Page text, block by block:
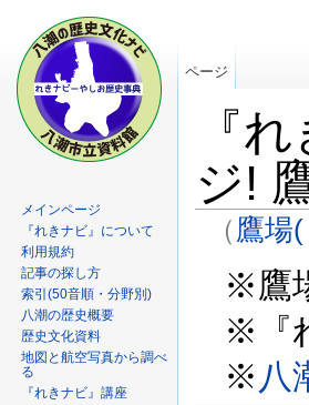
『
ジ!
（ 鷹場
※鷹
※『
※ 八
ページ
メインページ
『れきナビ』について
利用規約
記事の探し方
索引(50音順・分野別)
八潮の歴史概要
歴史文化資料
地図と航空写真から調べ
る
『れきナビ』講座